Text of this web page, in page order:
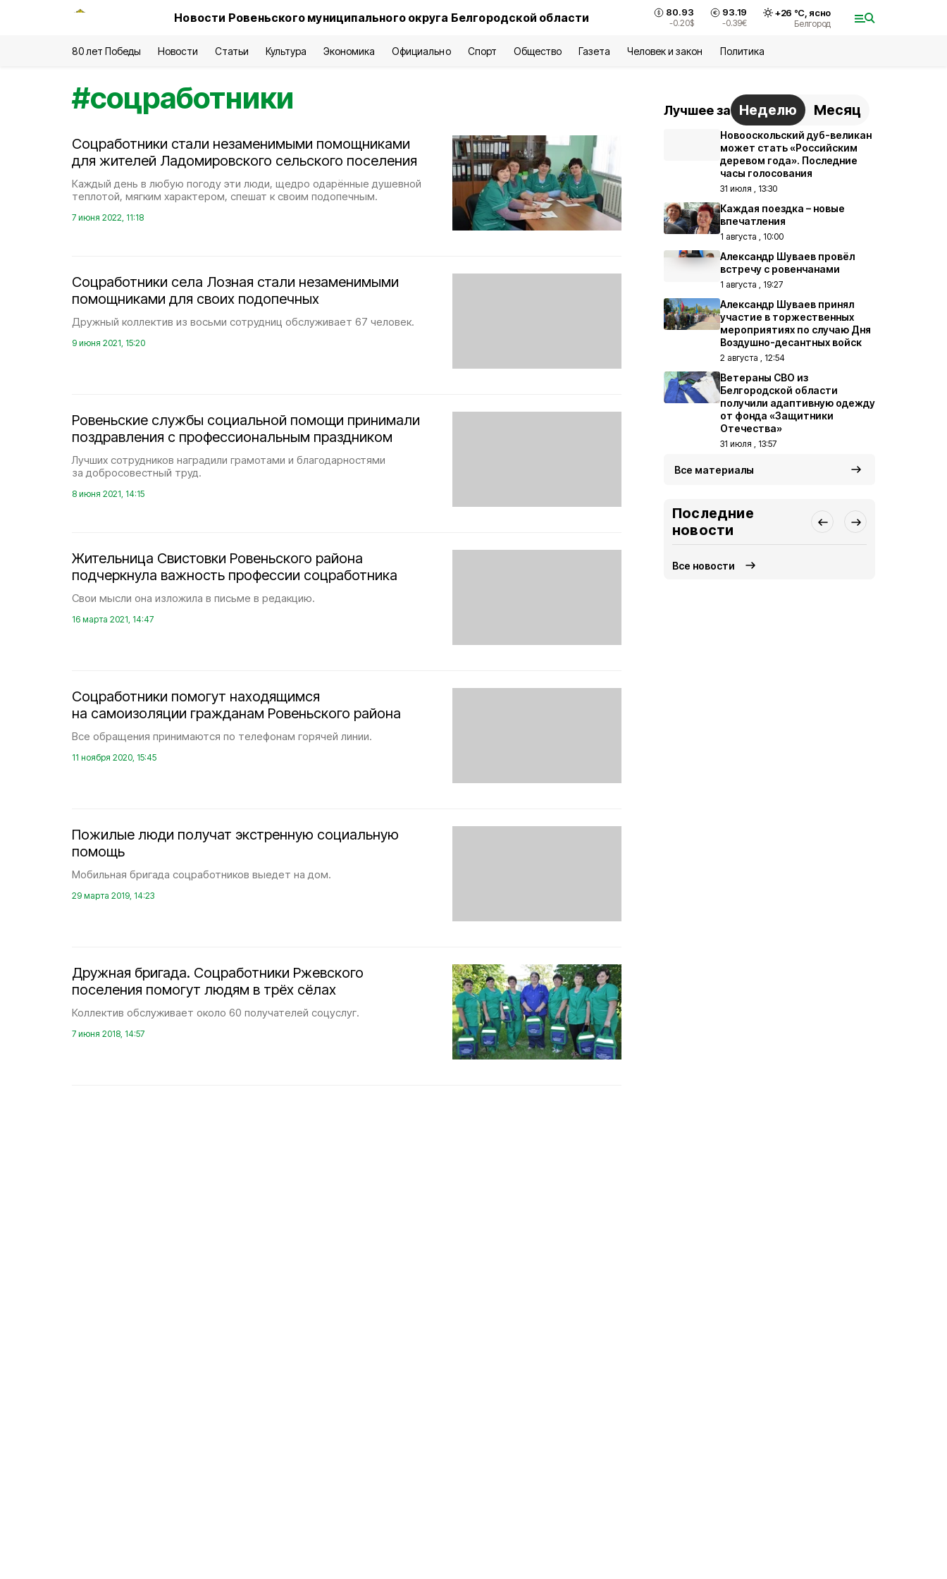
Новости Ровеньского муниципального округа Белгородской области 80.93
-0.20$
93.19
-0.39€
+26 °С, ясно
Белгород
80 лет Победы Новости Статьи Культура Экономика Официально Спорт Общество Газета Человек и закон Политика
#соцработники
Соцработники стали незаменимыми помощниками
для жителей Ладомировского сельского поселения
Каждый день в любую погоду эти люди, щедро одарённые душевной
теплотой, мягким характером, спешат к своим подопечным.
7 июня 2022, 11:18
Соцработники села Лозная стали незаменимыми
помощниками для своих подопечных
Дружный коллектив из восьми сотрудниц обслуживает 67 человек.
9 июня 2021, 15:20
Ровеньские службы социальной помощи принимали
поздравления с профессиональным праздником
Лучших сотрудников наградили грамотами и благодарностями
за добросовестный труд.
8 июня 2021, 14:15
Жительница Свистовки Ровеньского района
подчеркнула важность профессии соцработника
Свои мысли она изложила в письме в редакцию.
16 марта 2021, 14:47
Соцработники помогут находящимся
на самоизоляции гражданам Ровеньского района
Все обращения принимаются по телефонам горячей линии.
11 ноября 2020, 15:45
Пожилые люди получат экстренную социальную
помощь
Мобильная бригада соцработников выедет на дом.
29 марта 2019, 14:23
Дружная бригада. Соцработники Ржевского
поселения помогут людям в трёх сёлах
Коллектив обслуживает около 60 получателей соцуслуг.
7 июня 2018, 14:57
Лучшее за Неделю Месяц
Новооскольский дуб-великан
может стать «Российским
деревом года». Последние
часы голосования
31 июля , 13:30
Каждая поездка – новые
впечатления
1 августа , 10:00
Александр Шуваев провёл
встречу с ровенчанами
1 августа , 19:27
Александр Шуваев принял
участие в торжественных
мероприятиях по случаю Дня
Воздушно-десантных войск
2 августа , 12:54
Ветераны СВО из
Белгородской области
получили адаптивную одежду
от фонда «Защитники
Отечества»
31 июля , 13:57
Все материалы
Последние
новости
Все новости